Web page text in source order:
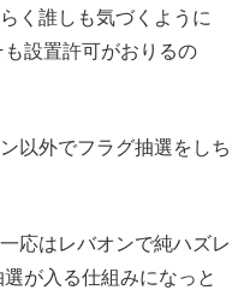
く誰しも気づくように
も設置許可がおりるの
以外でフラグ抽選をしち
応はレバオンで純ハズレ
が入る仕組みになっと